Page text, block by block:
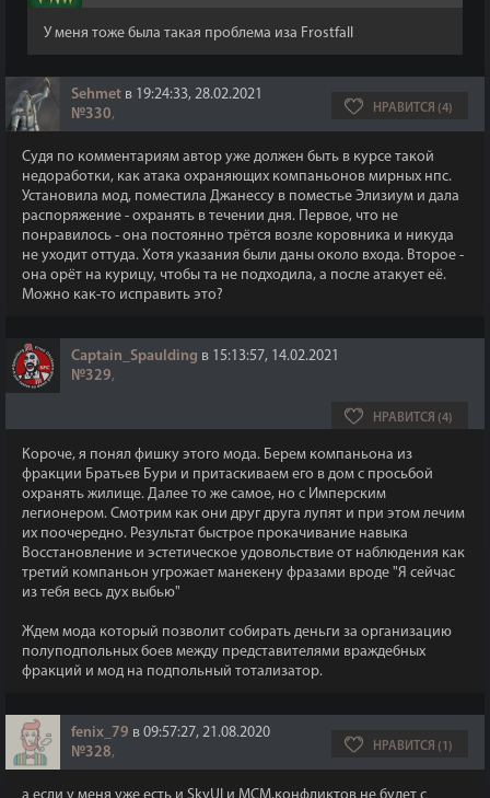
У меня тоже была такая проблема иза Frostfall
Sehmet в 19:24:33, 28.02.2021
№330, НРАВИТСЯ (4)
Судя по комментариям автор уже должен быть в курсе такой
недоработки, как атака охраняющих компаньонов мирных нпс.
Установила мод, поместила Джанессу в поместье Элизиум и дала
распоряжение - охранять в течении дня. Первое, что не
понравилось - она постоянно трётся возле коровника и никуда
не уходит оттуда. Хотя указания были даны около входа. Второе -
она орёт на курицу, чтобы та не подходила, а после атакует её.
Можно как-то исправить это?
Captain_Spaulding в 15:13:57, 14.02.2021
№329,
НРАВИТСЯ (4)
Короче, я понял фишку этого мода. Берем компаньона из
фракции Братьев Бури и притаскиваем его в дом с просьбой
охранять жилище. Далее то же самое, но с Имперским
легионером. Смотрим как они друг друга лупят и при этом лечим
их поочередно. Результат быстрое прокачивание навыка
Восстановление и эстетическое удовольствие от наблюдения как
третий компаньон угрожает манекену фразами вроде "Я сейчас
из тебя весь дух выбью"
Ждем мода который позволит собирать деньги за организацию
полуподпольных боев между представителями враждебных
фракций и мод на подпольный тотализатор.
fenix_79 в 09:57:27, 21.08.2020
№328, НРАВИТСЯ (1)